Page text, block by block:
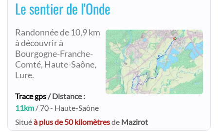
Le sentier de l'Onde
Randonnée de 10,9 km
à découvrir à
Bourgogne-Franche-
Comté, Haute-Saône,
Lure.
Trace gps/ Distance :
11km / 70 - Haute-Saône
Situéà plus de 50 kilomètresde Mazirot